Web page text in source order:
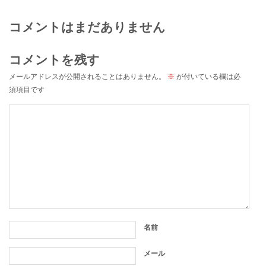
コメントはまだありません
コメントを残す
メールアドレスが公開されることはありません。 ※ が付いている欄は必
須項目です
名前
メール